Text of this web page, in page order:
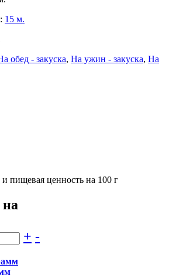
15 м.
обед - закуска, На ужин - закуска, На
пищевая ценность на 100 г
+ -